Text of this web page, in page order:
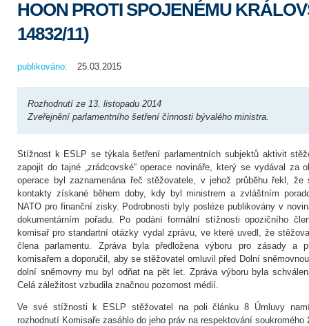
HOON PROTI SPOJENÉMU
14832/11)
publikováno: 25.03.2015
Rozhodnutí ze 13. listopadu 2014
Zveřejnění parlamentního šetření činnosti bývalého ministra.
Stížnost k ESLP se týkala šetření parlamentních subjektů aktivit
zapojit do tajné „zrádcovské“ operace novináře, který se vydával za
operace byl zaznamenána řeč stěžovatele, v jehož průběhu řekl,
kontakty získané během doby, kdy byl ministrem a zvláštním
NATO pro finanční zisky. Podrobnosti byly posléze publikovány v
dokumentárním pořadu. Po podání formální stížnosti opozičního
komisař pro standartní otázky vydal zprávu, ve které uvedl, že
člena parlamentu. Zpráva byla předložena výboru pro zásady a
komisařem a doporučil, aby se stěžovatel omluvil před Dolní
dolní sněmovny mu byl odňat na pět let. Zpráva výboru byla
Celá záležitost vzbudila značnou pozornost médií.
Ve své stížnosti k ESLP stěžovatel na poli článku 8 Úmluvy
rozhodnutí Komisaře zasáhlo do jeho práv na respektování soukromého